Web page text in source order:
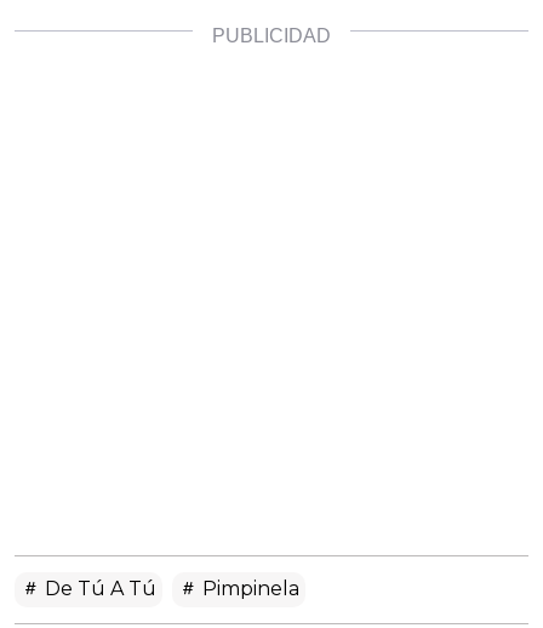
De Tú A Tú Pimpinela